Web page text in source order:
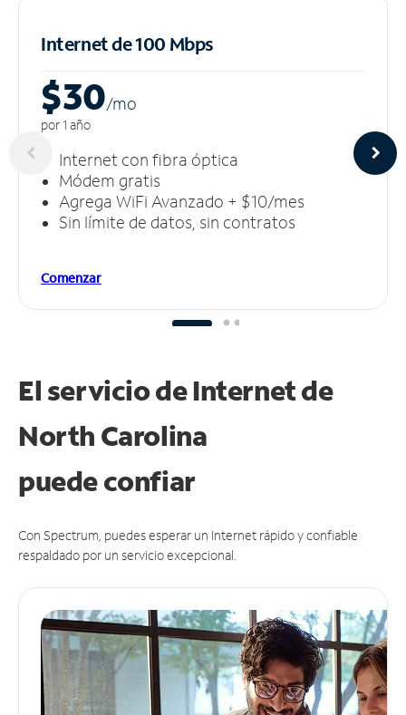
Internet de 100 Mbps
$30/mo
por 1 año
Internet con fibra óptica
Módem gratis
Agrega WiFi Avanzado + $10/mes
Sin límite de datos, sin contratos
Comenzar
El servicio de Internet de
North Carolina
puedeconfiar
Con Spectrum, puedes esperar un Internet rápido y confiable
respaldado por un servicio excepcional.